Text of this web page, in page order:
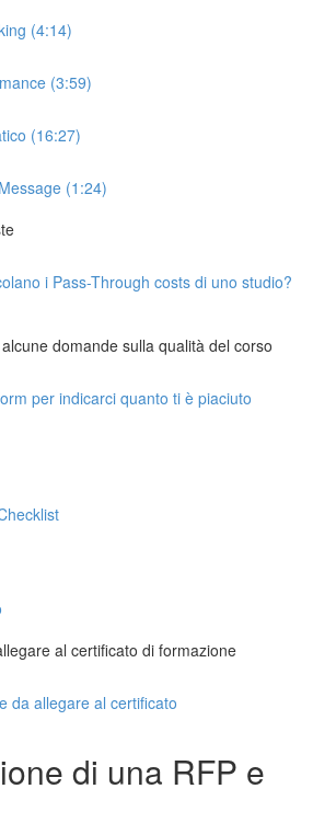
(4:14)
(3:59)
(16:27)
(1:24)
i Pass-Through costs di uno studio?
domande sulla qualità del corso
per indicarci quanto ti è piaciuto
al certificato di formazione
da allegare al certificato
di una RFP e